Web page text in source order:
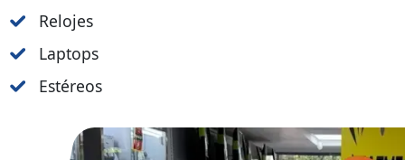
Relojes
Laptops
Estéreos